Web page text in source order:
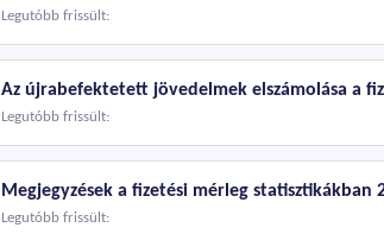
Legutóbb frissült:
Az újrabefektetett jövedelmek elszámolása a
Legutóbb frissült:
Megjegyzések a fizetési mérleg
Legutóbb frissült: